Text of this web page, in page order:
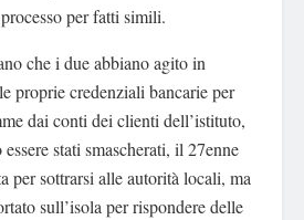
per fatti simili.
che i due abbiano agito in
proprie credenziali bancarie per
dai conti dei clienti dell’istituto,
stati smascherati, il 27enne
per sottrarsi alle autorità locali, ma
sull’isola per rispondere delle